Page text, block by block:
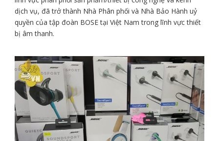
dịch vụ, đã trở thành Nhà Phân phối và Nhà Bảo Hành uỷ
quyền của tập đoàn BOSE tại Việt Nam trong lĩnh vực thiết
bị âm thanh.